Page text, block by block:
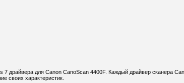
драйвера для Canon CanoScan 4400F. Каждый драйвер сканера
своих характеристик.